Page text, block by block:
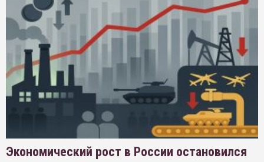
Экономический рост в России остановился